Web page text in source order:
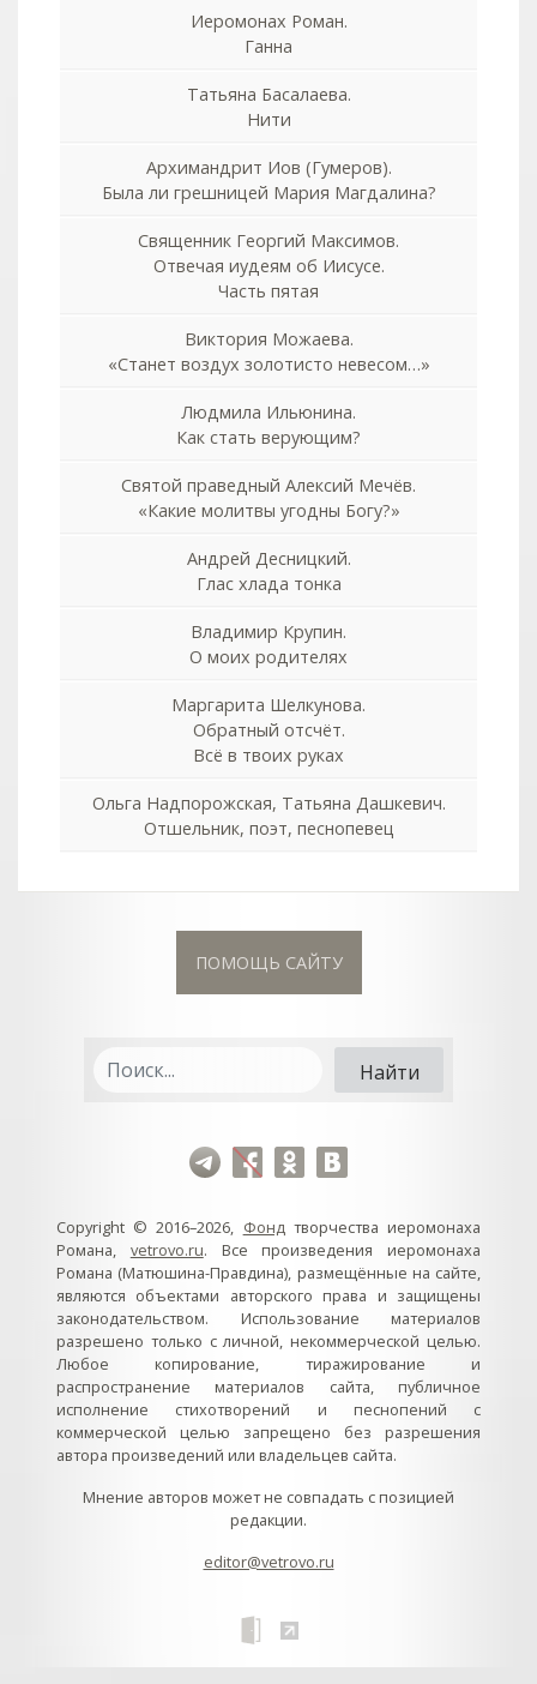
Иеромонах Роман.
Ганна
Татьяна Басалаева.
Нити
Архимандрит Иов (Гумеров).
Была ли грешницей Мария Магдалина?
Священник Георгий Максимов.
Отвечая иудеям об Иисусе.
Часть пятая
Виктория Можаева.
«Станет воздух золотисто невесом…»
Людмила Ильюнина.
Как стать верующим?
Святой праведный Алексий Мечёв.
«Какие молитвы угодны Богу?»
Андрей Десницкий.
Глас хлада тонка
Владимир Крупин.
О моих родителях
Маргарита Шелкунова.
Обратный отсчёт.
Всё в твоих руках
Ольга Надпорожская, Татьяна Дашкевич.
Отшельник, поэт, песнопевец
ПОМОЩЬ САЙТУ
Copyright © 2016–2026, Фондтворчества иеромонаха
Романа, vetrovo.ru. Все произведения иеромонаха
Романа (Матюшина-Правдина), размещённые на сайте,
являются объектами авторского права и защищены
законодательством. Использование материалов
разрешено только с личной, некоммерческой целью.
Любое копирование, тиражирование и
распространение материалов сайта, публичное
исполнение стихотворений и песнопений с
коммерческой целью запрещено без разрешения
автора произведений или владельцев сайта.
Мнение авторов может не совпадать с позицией
редакции.
editor@vetrovo.ru